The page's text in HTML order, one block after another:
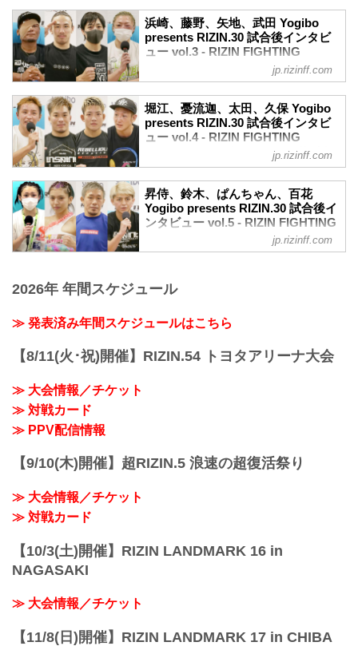
RIZIN FIGHTING FEDERATION
冠協賛
+WEED
朝倉海 試合後インタビュー / Yogibo
presents RIZIN.30
youtu.be
——試合後の率直な感想をお聞かせくだ
朝倉 メインイベントを任せてもらったの
に、しっかりKO・一本で倒す予定でした
が微妙な判定で不甲斐ない結果です。
——対戦を終えて、相手の印象は違い
ま...
ナにて行われたYogibo presents RIZIN.30
の出場選手たちの試合後インタビューを
公開！
扇久保博正 試合後インタビュー / Yogibo
presents RIZIN.30
youtu.be
——試合後の率直な感想をお聞かせくだ
扇久保 大晦日に残れてホッとしていま
す。
——対戦を終えて、相手の印象は違いま
したか。
扇久保 もっとタックルに来るかと思った
のです、打撃で来てくれたので...
浜崎、藤野、矢地、武田 Yogibo
presents RIZIN.30 試合後インタビ
ュー vol.3 - RIZIN FIGHTING
FEDERATION オフィシャルサイト
ナにて行われたYogibo presents RIZIN.30
の出場選手たちの試合後インタビューを
公開！
浜崎朱加 試合後インタビュー / Yogibo
presents RIZIN.30
youtu.be
——試合後の率直な感想をお聞かせくだ
浜崎 試合後のマイクでも言ったのです
嬉しく思っています。楽しかったです。
jp.rizinff.com
堀江、憂流迦、太田、久保 Yogibo
presents RIZIN.30 試合後インタビ
ュー vol.4 - RIZIN FIGHTING
FEDERATION オフィシャルサイト
ナにて行われたYogibo presents RIZIN.30
の出場選手たちの試合後インタビューを
公開！
堀江圭功「KOしたがかったが普段の動き
youtu.be
さい。
せて良かったなという気持ちです。KOは
jp.rizinff.com
昇侍、鈴木、ぱんちゃん、百花
Yogibo presents RIZIN.30 試合後イ
ンタビュー vol.5 - RIZIN FIGHTING
FEDERATION オフィシャルサイト
の出場選手たちの試合後インタビューを
昇侍「三度目の大舞台、結果を出せて本
当に嬉しく思う」
昇侍 試合後インタビュー / Yogibo
presents RIZIN.30
昇侍 思っていた通り、バチバチ来てくれ
jp.rizinff.com
2026年 年間スケジュール
≫ 発表済み年間スケジュールはこちら
【8/11(火･祝)開催】RIZIN.54 トヨタアリーナ大会
≫ 大会情報／チケット
≫ 対戦カード
≫ PPV配信情報
【9/10(木)開催】超RIZIN.5 浪速の超復活祭り
≫ 大会情報／チケット
≫ 対戦カード
【10/3(土)開催】RIZIN LANDMARK 16 in
NAGASAKI
≫ 大会情報／チケット
【11/8(日)開催】RIZIN LANDMARK 17 in CHIBA